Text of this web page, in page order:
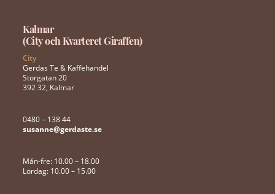
Kalmar
(City och Kvarteret Giraffen)
City
Gerdas Te & Kaffehandel
Storgatan 20
392 32, Kalmar
0480 – 138 44
susanne@gerdaste.se
Mån-fre: 10.00 – 18.00
Lördag: 10.00 – 15.00